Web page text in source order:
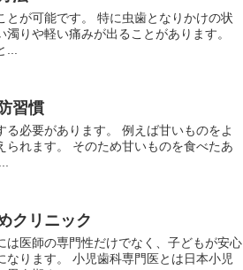
が可能です。 特に虫歯となりかけの状
りや軽い痛みが出ることがあります。
...
習慣
必要があります。 例えば甘いものをよ
られます。 そのため甘いものを食べたあ
クリニック
医師の専門性だけでなく、子どもが安心
なります。 小児歯科専門医とは日本小児